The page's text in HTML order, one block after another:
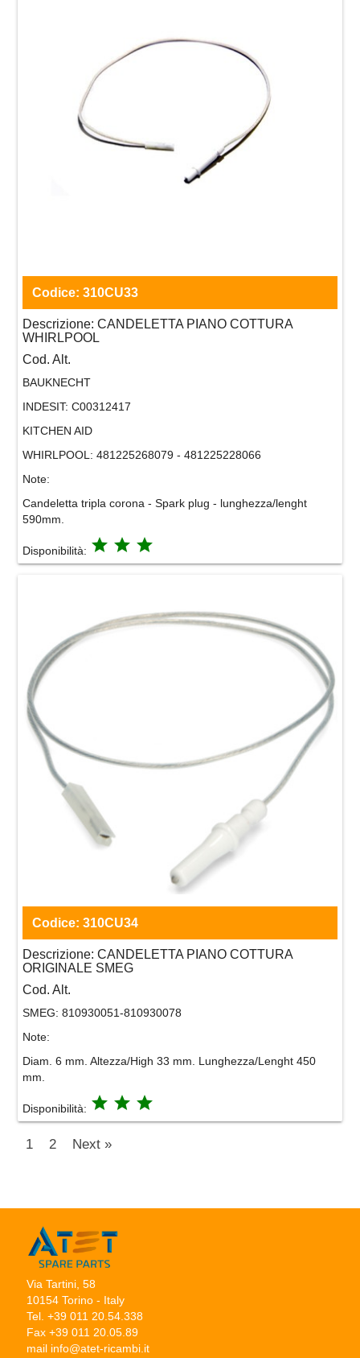
Codice: 310CU33
Descrizione: CANDELETTA PIANO COTTURA
WHIRLPOOL
Cod. Alt.
BAUKNECHT
INDESIT: C00312417
KITCHEN AID
WHIRLPOOL: 481225268079 - 481225228066
Note:
Candeletta tripla corona - Spark plug - lunghezza/lenght
590mm.
Disponibilità: grade grade grade
Codice: 310CU34
Descrizione: CANDELETTA PIANO COTTURA
ORIGINALE SMEG
Cod. Alt.
SMEG: 810930051-810930078
Note:
Diam. 6 mm. Altezza/High 33 mm. Lunghezza/Lenght 450
mm.
Disponibilità: grade grade grade
1 2 Next »
Via Tartini, 58
10154 Torino - Italy
Tel. +39 011 20.54.338
Fax +39 011 20.05.89
mail info@atet-ricambi.it